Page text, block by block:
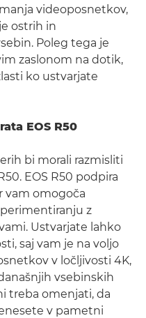
videoposnetkov,
ostrih in
Poleg tega je
zaslonom na dotik,
ko ustvarjate
EOS R50
bi morali razmisliti
EOS R50 podpira
vam omogoča
z
Ustvarjate lahko
saj vam je na voljo
v ločljivosti 4K,
vsebinskih
treba omenjati, da
v pametni